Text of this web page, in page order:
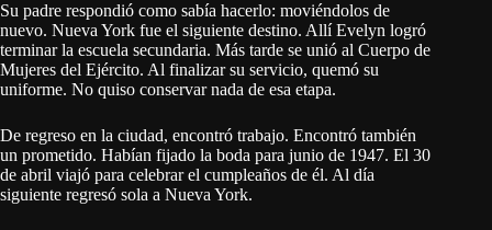
Su padre respondió como sabía hacerlo: moviéndolos de
nuevo. Nueva York fue el siguiente destino. Allí Evelyn logró
terminar la escuela secundaria. Más tarde se unió al Cuerpo de
Mujeres del Ejército. Al finalizar su servicio, quemó su
uniforme. No quiso conservar nada de esa etapa.
De regreso en la ciudad, encontró trabajo. Encontró también
un prometido. Habían fijado la boda para junio de 1947. El 30
de abril viajó para celebrar el cumpleaños de él. Al día
siguiente regresó sola a Nueva York.